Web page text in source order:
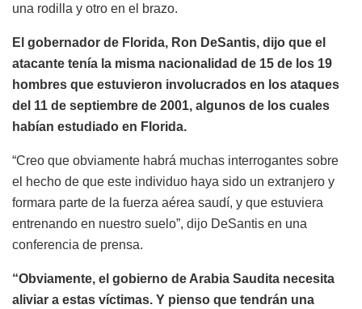
una rodilla y otro en el brazo.
El gobernador de Florida, Ron DeSantis, dijo que el
atacante tenía la misma nacionalidad de 15 de los 19
hombres que estuvieron involucrados en los ataques
del 11 de septiembre de 2001, algunos de los cuales
habían estudiado en Florida.
“Creo que obviamente habrá muchas interrogantes sobre
el hecho de que este individuo haya sido un extranjero y
formara parte de la fuerza aérea saudí, y que estuviera
entrenando en nuestro suelo”, dijo DeSantis en una
conferencia de prensa.
“Obviamente, el gobierno de Arabia Saudita necesita
aliviar a estas víctimas. Y pienso que tendrán una